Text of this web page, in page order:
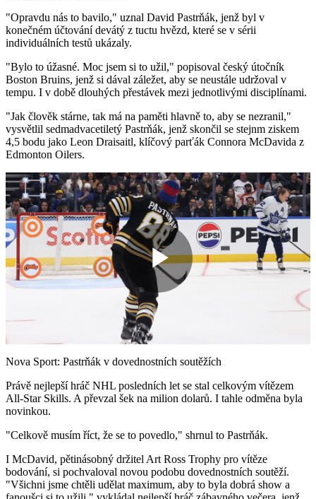
"Opravdu nás to bavilo," uznal David Pastrňák, jenž byl v
konečném účtování devátý z tuctu hvězd, které se v sérii
individuálních testů ukázaly.
"Bylo to úžasné. Moc jsem si to užil," popisoval český útočník
Boston Bruins, jenž si dával záležet, aby se neustále udržoval v
tempu. I v době dlouhých přestávek mezi jednotlivými disciplínami.
"Jak člověk stárne, tak má na paměti hlavně to, aby se nezranil,"
vysvětlil sedmadvacetiletý Pastrňák, jenž skončil se stejnm ziskem
4,5 bodu jako Leon Draisaitl, klíčový parťák Connora McDavida z
Edmonton Oilers.
Play
Video
Nova Sport: Pastrňák v dovednostních soutěžích
Právě nejlepší hráč NHL posledních let se stal celkovým vítězem
All-Star Skills. A převzal šek na milion dolarů. I tahle odměna byla
novinkou.
"Celkově musím říct, že se to povedlo," shrnul to Pastrňák.
I McDavid, pětinásobný držitel Art Ross Trophy pro vítěze
bodování, si pochvaloval novou podobu dovednostních soutěží.
"Všichni jsme chtěli udělat maximum, aby to byla dobrá show a